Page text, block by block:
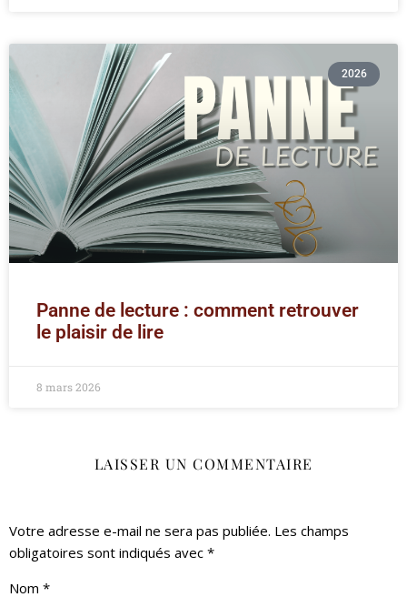
2026
Panne de lecture : comment retrouver
le plaisir de lire
8 mars 2026
LAISSER UN COMMENTAIRE
Votre adresse e-mail ne sera pas publiée. Les champs
obligatoires sont indiqués avec *
Nom *